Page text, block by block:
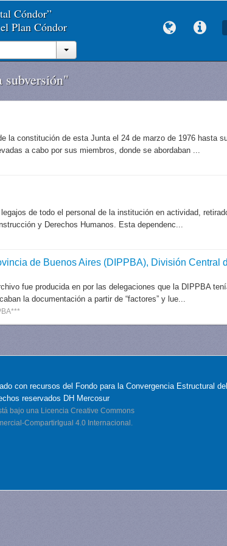
Cóndor”
Plan Cóndor
subversión"
la constitución de esta Junta el 24 de marzo de 1976 hasta
a cabo por sus miembros, donde se abordaban ...
de todo el personal de la institución en actividad,
y Derechos Humanos. Esta dependenc...
fue producida en por las delegaciones que la DIPPBA
la documentación a partir de “factores” y lue...
con recursos del Fondo para la Convergencia Estructural
reservados DH Mercosur
bajo una Licencia Creative Commons
CompartirIgual 4.0 Internacional.